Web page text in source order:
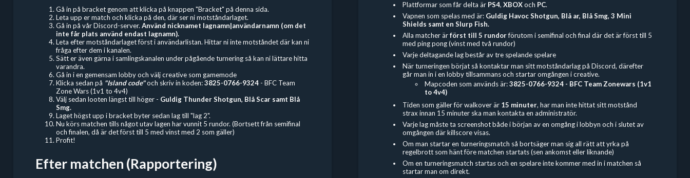
Gå in på bracket genom att klicka på knappen "Bracket" på denna sida.
Leta upp er match och klicka på den, där ser ni motståndarlaget.
Gå in på vår Discord-server.Använd nicknamet lagnamn|användarnamn (om det
inte får plats använd endast lagnamn).
Leta efter motståndarlaget först i användarlistan. Hittar ni inte motståndet där kan ni
fråga efter dem i kanalen.
Sätt er även gärna i samlingskanalen under pågående turnering så kan ni lättare hitta
varandra.
Gå in i en gemensam lobby och välj creative som gamemode
Klicka sedan på "Island code"och skriv in koden:3825-0766-9324- BFC Team
Zone Wars (1v1 to 4v4)
Välj sedan looten längst till höger - Guldig Thunder Shotgun, Blå Scar samt Blå
Smg.
Laget högst upp i bracket byter sedan lag till "lag 2".
Nu körs matchen tills något utav lagen har vunnit 5 rundor. (Bortsett från semifinal
och finalen, då är det först till 5 med vinst med 2 som gäller)
Profit!
Efter matchen (Rapportering)
Plattformar som får delta är PS4, XBOXoch PC.
Vapnen som spelas med är: Guldig Havoc Shotgun, Blå ar, Blå Smg, 3 Mini
Shields samt en Slurp Fish.
Alla matcher ärförst till 5 rundorförutom i semifinal och final där det är först till 5
med ping pong (vinst med två rundor)
Varje deltagande lag består av tre spelande spelare
När turneringen börjat så kontaktar man sitt motståndarlag på Discord, därefter
går man in i en lobby tillsammans och startar omgången i creative.
Mapcoden som används är:3825-0766-9324 - BFC Team Zonewars (1v1
to 4v4)
Tiden som gäller för walkover är 15 minuter, har man inte hittat sitt motstånd
strax innan 15 minuter ska man kontakta en administratör.
Varje lag måste ta screenshot både i början av en omgång i lobbyn och i slutet av
omgången där killscore visas.
Om man startar en turneringsmatch så bortsäger man sig all rätt att yrka på
regelbrott som hänt före matchen startats (sen ankomst eller liknande)
Om en turneringsmatch startas och en spelare inte kommer med in i matchen så
startar man om direkt.